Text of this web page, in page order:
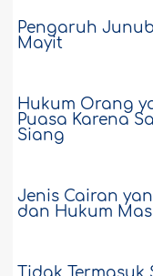
Pengaruh
Mayit
Hukum Orang
Puasa Karena
Siang
Jenis Cairan
dan Hukum